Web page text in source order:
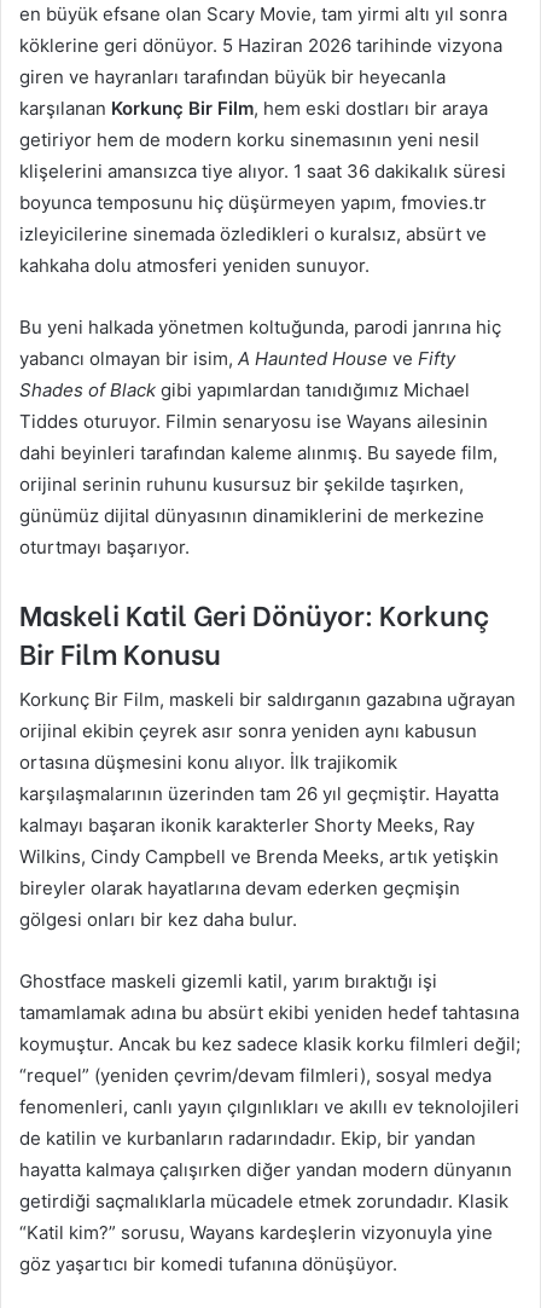
en büyük efsane olan Scary Movie, tam yirmi altı yıl sonra
köklerine geri dönüyor. 5 Haziran 2026 tarihinde vizyona
giren ve hayranları tarafından büyük bir heyecanla
karşılanan Korkunç Bir Film, hem eski dostları bir araya
getiriyor hem de modern korku sinemasının yeni nesil
klişelerini amansızca tiye alıyor. 1 saat 36 dakikalık süresi
boyunca temposunu hiç düşürmeyen yapım, fmovies.tr
izleyicilerine sinemada özledikleri o kuralsız, absürt ve
kahkaha dolu atmosferi yeniden sunuyor.
Bu yeni halkada yönetmen koltuğunda, parodi janrına hiç
yabancı olmayan bir isim, A Haunted House ve Fifty
Shades of Black gibi yapımlardan tanıdığımız Michael
Tiddes oturuyor. Filmin senaryosu ise Wayans ailesinin
dahi beyinleri tarafından kaleme alınmış. Bu sayede film,
orijinal serinin ruhunu kusursuz bir şekilde taşırken,
günümüz dijital dünyasının dinamiklerini de merkezine
oturtmayı başarıyor.
Maskeli Katil Geri Dönüyor: Korkunç
Bir Film Konusu
Korkunç Bir Film, maskeli bir saldırganın gazabına uğrayan
orijinal ekibin çeyrek asır sonra yeniden aynı kabusun
ortasına düşmesini konu alıyor. İlk trajikomik
karşılaşmalarının üzerinden tam 26 yıl geçmiştir. Hayatta
kalmayı başaran ikonik karakterler Shorty Meeks, Ray
Wilkins, Cindy Campbell ve Brenda Meeks, artık yetişkin
bireyler olarak hayatlarına devam ederken geçmişin
gölgesi onları bir kez daha bulur.
Ghostface maskeli gizemli katil, yarım bıraktığı işi
tamamlamak adına bu absürt ekibi yeniden hedef tahtasına
koymuştur. Ancak bu kez sadece klasik korku filmleri değil;
“requel” (yeniden çevrim/devam filmleri), sosyal medya
fenomenleri, canlı yayın çılgınlıkları ve akıllı ev teknolojileri
de katilin ve kurbanların radarındadır. Ekip, bir yandan
hayatta kalmaya çalışırken diğer yandan modern dünyanın
getirdiği saçmalıklarla mücadele etmek zorundadır. Klasik
“Katil kim?” sorusu, Wayans kardeşlerin vizyonuyla yine
göz yaşartıcı bir komedi tufanına dönüşüyor.